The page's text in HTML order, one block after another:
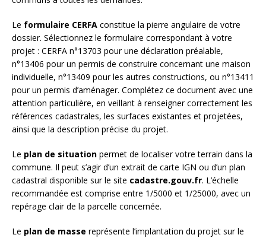
Le formulaire CERFA constitue la pierre angulaire de votre
dossier. Sélectionnez le formulaire correspondant à votre
projet : CERFA n°13703 pour une déclaration préalable,
n°13406 pour un permis de construire concernant une maison
individuelle, n°13409 pour les autres constructions, ou n°13411
pour un permis d’aménager. Complétez ce document avec une
attention particulière, en veillant à renseigner correctement les
références cadastrales, les surfaces existantes et projetées,
ainsi que la description précise du projet.
Le plan de situation permet de localiser votre terrain dans la
commune. Il peut s’agir d’un extrait de carte IGN ou d’un plan
cadastral disponible sur le site cadastre.gouv.fr. L’échelle
recommandée est comprise entre 1/5000 et 1/25000, avec un
repérage clair de la parcelle concernée.
Le plan de masse représente l’implantation du projet sur le